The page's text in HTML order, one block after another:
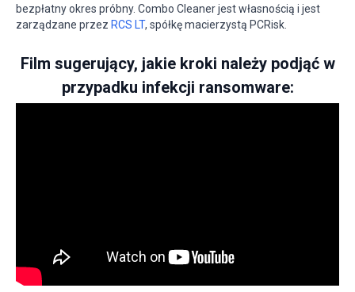
bezpłatny okres próbny. Combo Cleaner jest własnością i jest
zarządzane przez RCS LT, spółkę macierzystą PCRisk.
Film sugerujący, jakie kroki należy podjąć w
przypadku infekcji ransomware: